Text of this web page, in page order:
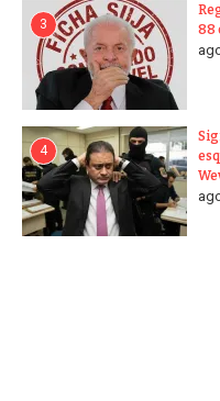
3
88
4